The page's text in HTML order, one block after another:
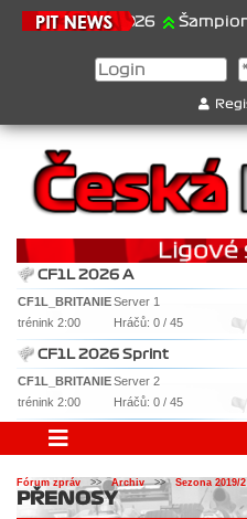
21.6.2026
CF1L 2026 A
CF1L_BRITANIEServer 1
trénink 2:00
Hráčů: 0 / 45
CF1L 2026 Sprint
CF1L_BRITANIEServer 2
trénink 2:00
Hráčů: 0 / 45
Fórum zpráv >>Archiv>> Sezona 2019/
PŘENOSY